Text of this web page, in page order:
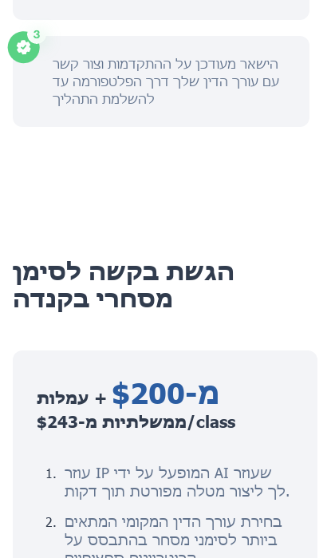
הישאר מעודכן על ההתקדמות וצור קשר
עם עורך הדין שלך דרך הפלטפורמה עד
להשלמת התהליך
הגשת בקשה לסימן
מסחרי בקנדה
מ-$200
+ עמלות
ממשלתיות מ-$243/class
עוזר IP המופעל על ידי AI שעוזר
לך ליצור מטלה מפורטת תוך דקות.
בחירת עורך הדין המקומי המתאים
ביותר לסימני מסחר בהתבסס על